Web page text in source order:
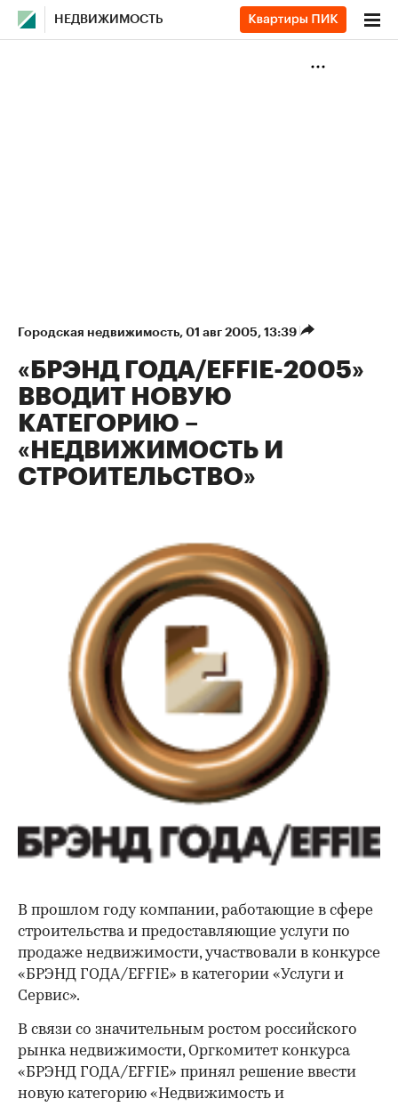
НЕДВИЖИМОСТЬ
Городская недвижимость⁠, 01 авг 2005, 13:39
«БРЭНД ГОДА/EFFIE-2005»
ВВОДИТ НОВУЮ
КАТЕГОРИЮ –
«НЕДВИЖИМОСТЬ И
СТРОИТЕЛЬСТВО»
В прошлом году компании, работающие в сфере
строительства и предоставляющие услуги по
продаже недвижимости, участвовали в конкурсе
«БРЭНД ГОДА/EFFIE» в категории «Услуги и
Сервис».
В связи со значительным ростом российского
рынка недвижимости, Оргкомитет конкурса
«БРЭНД ГОДА/EFFIE» принял решение ввести
новую категорию «Недвижимость и